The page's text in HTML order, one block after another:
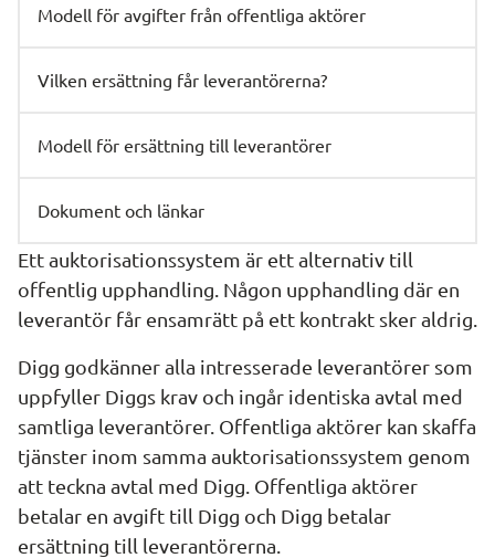
Modell för avgifter från offentliga aktörer
Vilken ersättning får leverantörerna?
Modell för ersättning till leverantörer
Dokument och länkar
Ett auktorisationssystem är ett alternativ till
offentlig upphandling. Någon upphandling där en
leverantör får ensamrätt på ett kontrakt sker aldrig.
Digg godkänner alla intresserade leverantörer som
uppfyller Diggs krav och ingår identiska avtal med
samtliga leverantörer. Offentliga aktörer kan skaffa
tjänster inom samma auktorisationssystem genom
att teckna avtal med Digg. Offentliga aktörer
betalar en avgift till Digg och Digg betalar
ersättning till leverantörerna.